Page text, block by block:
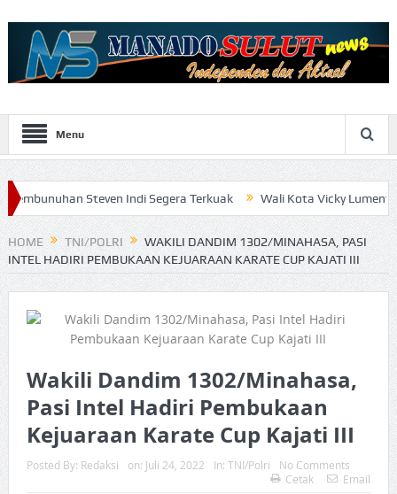
Menu
Steven Indi Segera Terkuak Wali Kota Vicky Lumentut Serahkan
HOME TNI/POLRI
WAKILI DANDIM 1302/MINAHASA, PASI
INTEL HADIRI PEMBUKAAN KEJUARAAN KARATE CUP KAJATI III
Wakili Dandim 1302/Minahasa,
Pasi Intel Hadiri Pembukaan
Kejuaraan Karate Cup Kajati III
Posted By: Redaksi on: Juli 24, 2022 In: TNI/Polri
No Comments
Cetak
Email